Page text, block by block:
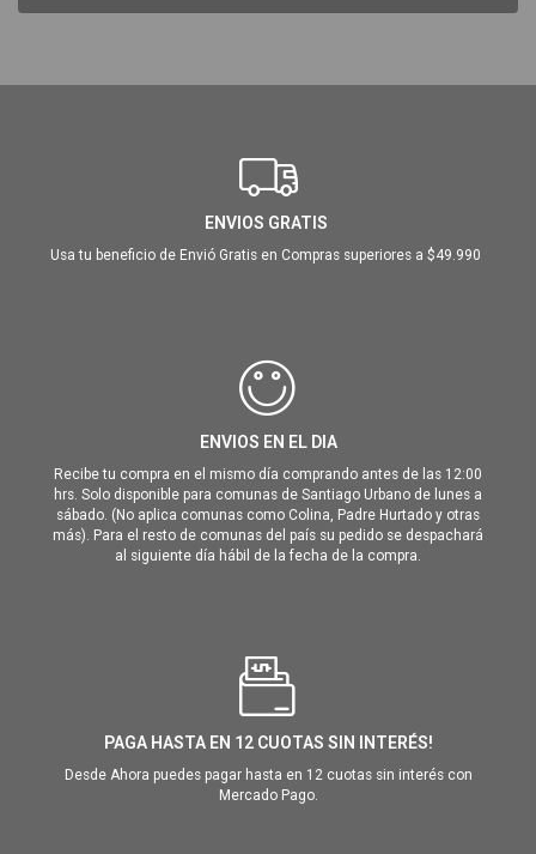
ENVIOS GRATIS
Usa tu beneficio de Envió Gratis en Compras superiores a $49.990
ENVIOS EN EL DIA
Recibe tu compra en el mismo día comprando antes de las 12:00
hrs. Solo disponible para comunas de Santiago Urbano de lunes a
sábado. (No aplica comunas como Colina, Padre Hurtado y otras
más). Para el resto de comunas del país su pedido se despachará
al siguiente día hábil de la fecha de la compra.
PAGA HASTA EN 12 CUOTAS SIN INTERÉS!
Desde Ahora puedes pagar hasta en 12 cuotas sin interés con
Mercado Pago.